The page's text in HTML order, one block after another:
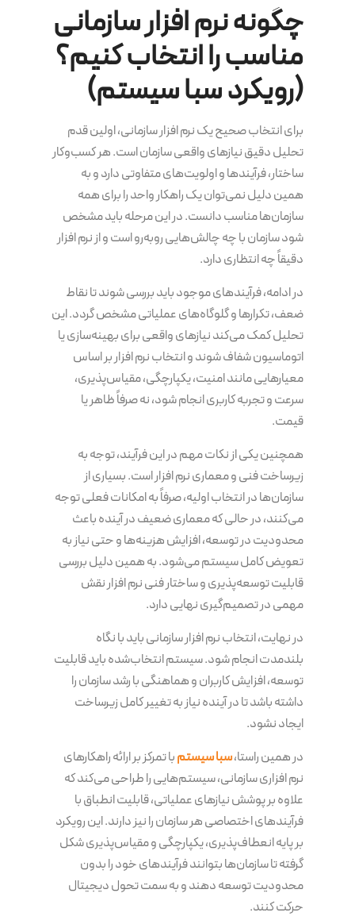
چگونه نرم افزار سازمانی
مناسب را انتخاب کنیم؟
(رویکرد سبا سیستم)
برای انتخاب صحیح یک نرم افزار سازمانی، اولین قدم
تحلیل دقیق نیازهای واقعی سازمان است. هر کسب‌وکار
ساختار، فرآیندها و اولویت‌های متفاوتی دارد و به
همین دلیل نمی‌توان یک راهکار واحد را برای همه
سازمان‌ها مناسب دانست. در این مرحله باید مشخص
شود سازمان با چه چالش‌هایی روبه‌رو است و از نرم افزار
دقیقاً چه انتظاری دارد.
در ادامه، فرآیندهای موجود باید بررسی شوند تا نقاط
ضعف، تکرارها و گلوگاه‌های عملیاتی مشخص گردد. این
تحلیل کمک می‌کند نیازهای واقعی برای بهینه‌سازی یا
اتوماسیون شفاف شوند و انتخاب نرم افزار بر اساس
معیارهایی مانند امنیت، یکپارچگی، مقیاس‌پذیری،
سرعت و تجربه کاربری انجام شود، نه صرفاً ظاهر یا
قیمت.
همچنین یکی از نکات مهم در این فرآیند، توجه به
زیرساخت فنی و معماری نرم افزار است. بسیاری از
سازمان‌ها در انتخاب اولیه، صرفاً به امکانات فعلی توجه
می‌کنند، در حالی که معماری ضعیف در آینده باعث
محدودیت در توسعه، افزایش هزینه‌ها و حتی نیاز به
تعویض کامل سیستم می‌شود. به همین دلیل بررسی
قابلیت توسعه‌پذیری و ساختار فنی نرم افزار نقش
مهمی در تصمیم‌گیری نهایی دارد.
در نهایت، انتخاب نرم افزار سازمانی باید با نگاه
بلندمدت انجام شود. سیستم انتخاب‌شده باید قابلیت
توسعه، افزایش کاربران و هماهنگی با رشد سازمان را
داشته باشد تا در آینده نیاز به تغییر کامل زیرساخت
ایجاد نشود.
در همین راستا،سبا سیستمبا تمرکز بر ارائه راهکارهای
نرم افزاری سازمانی، سیستم‌هایی را طراحی می‌کند که
علاوه بر پوشش نیازهای عملیاتی، قابلیت انطباق با
فرآیندهای اختصاصی هر سازمان را نیز دارند. این رویکرد
بر پایه انعطاف‌پذیری، یکپارچگی و مقیاس‌پذیری شکل
گرفته تا سازمان‌ها بتوانند فرآیندهای خود را بدون
محدودیت توسعه دهند و به سمت تحول دیجیتال
حرکت کنند.